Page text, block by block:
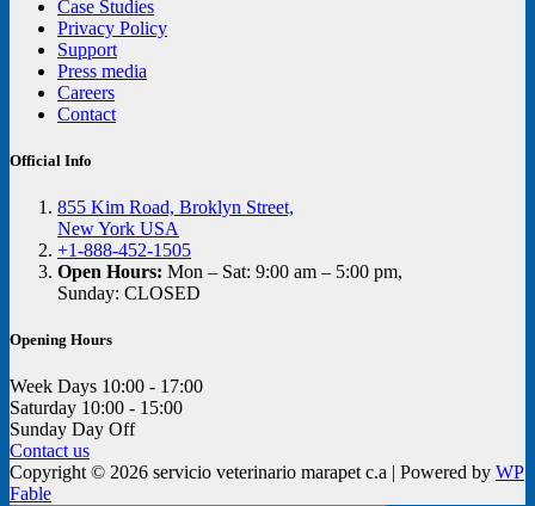
Case Studies
Privacy Policy
Support
Press media
Careers
Contact
Official Info
855 Kim Road, Broklyn Street,
New York USA
+1-888-452-1505
Open Hours: Mon – Sat: 9:00 am – 5:00 pm,
Sunday: CLOSED
Opening Hours
Week Days 10:00 - 17:00
Saturday 10:00 - 15:00
Sunday Day Off
Contact us
Copyright © 2026 servicio veterinario marapet c.a | Powered by WP
Fable